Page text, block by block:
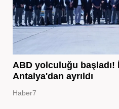
ABD yolculuğu başladı!
Antalya'dan ayrıldı
Haber7